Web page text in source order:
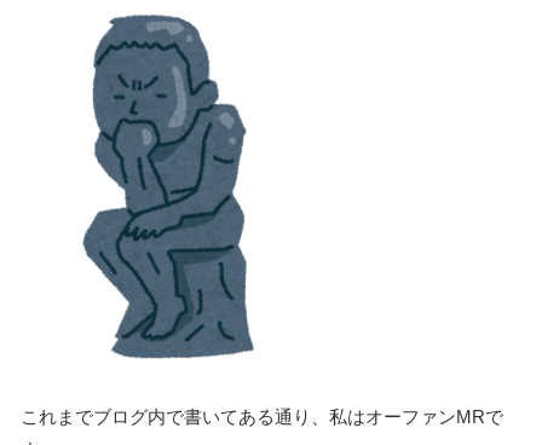
これまでブログ内で書いてある通り、私はオーファンMRで